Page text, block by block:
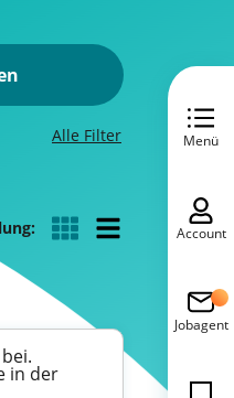
Alle Filter
in der
Menü
Account
Jobagent